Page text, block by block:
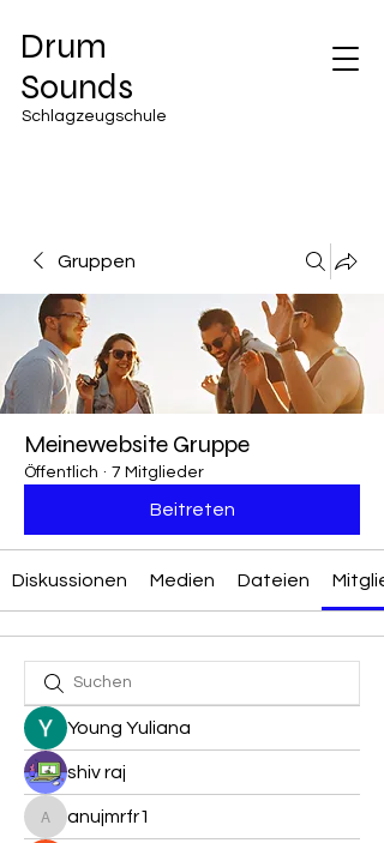
Drum
Sounds
Schlagzeugschule
Gruppen
Meinewebsite Gruppe
Öffentlich · 7 Mitglieder
Beitreten
Diskussionen Medien Dateien
Young Yuliana
shiv raj
anujmrfr1
anujmrfr1